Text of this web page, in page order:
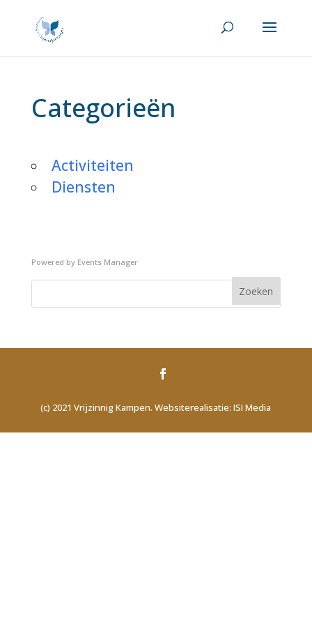
Categorieën
Activiteiten
Diensten
Powered by Events Manager
(c) 2021 Vrijzinnig Kampen. Websiterealisatie: ISI Media